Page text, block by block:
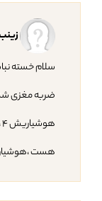
سلام خسته
ضربه مغزی
هست